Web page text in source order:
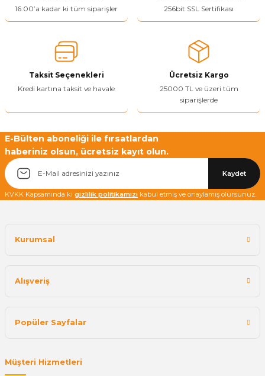
Ürün resmi kalitesiz, bozuk veya görüntülenemiyor.
Ürün bilgilerinde hatalar bulunuyor.
Ürün fiyatı diğer sitelerden daha pahalı.
Bu ürüne benzer farklı alternatifler olmalı.
Yetkiliye Gönder
16:00’a kadar ki tüm siparişler
256bit SSL Sertifikası
Taksit Seçenekleri
Kredi kartına taksit ve havale
Ücretsiz Kargo
25000 TL ve üzeri tüm
siparişlerde
E-Bülten aboneliği ile fırsatlardan
haberiniz olsun, ücretsiz kayıt olun.
Kaydet
KVKK Kapsamında ki gizlilik politikamızı kabul etmiş ve onaylamış olursunuz.
Kurumsal
Alışveriş
Popüler Sayfalar
Müşteri Hizmetleri